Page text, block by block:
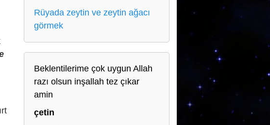
Rüyada zeytin ve zeytin ağacı
görmek
Beklentilerime çok uygun Allah
razı olsun inşallah tez çıkar
amin
çetin